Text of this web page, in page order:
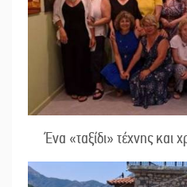
Ένα «ταξίδι» τέχνης